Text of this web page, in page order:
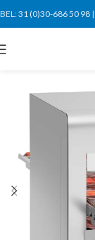
BEL:31 (0)30-686 50 98 |